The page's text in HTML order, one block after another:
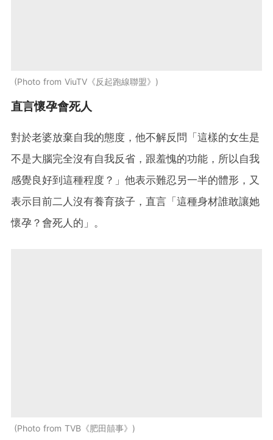
Photo from ViuTV《反起跑線聯盟》
直言懷孕會死人
對於老婆放棄自我的態度，他不解反問「這樣的女生是
不是大腦完全沒有自我反省，跟羞愧的功能，所以自我
感覺良好到這種程度？」他表示難忍另一半的體形，又
表示目前二人沒有養育孩子，直言「這種身材誰敢讓她
懷孕？會死人的」。
Photo from TVB《肥田囍事》